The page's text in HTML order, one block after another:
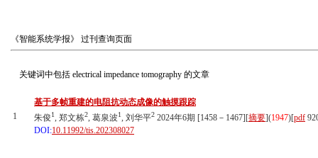
《智能系统学报》 过刊查询页面
关键词中包括 electrical impedance tomography 的文章
1
基于多帧重建的电阻抗动态成像的触摸跟踪
朱俊1, 郑文栋2, 葛泉波1, 刘华平2 2024年6期 [1458－1467][摘要](1947)[pdf
DOI:10.11992/tis.202308027